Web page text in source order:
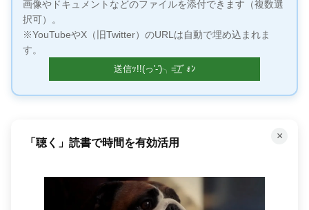
画像やドキュメントなどのファイルを添付できます（複数選
択可）。
※YouTubeやX（旧Twitter）のURLは自動で埋め込まれま
す。
×
「聴く」読書で時間を有効活用